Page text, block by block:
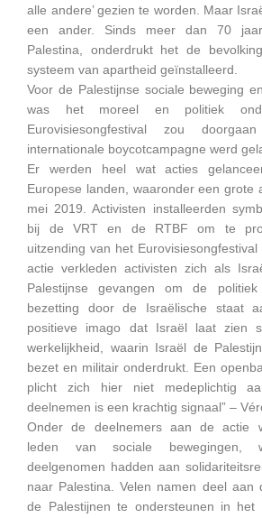
alle andere’ gezien te worden. Maar
een ander. Sinds meer dan 70 jaar
Palestina, onderdrukt het de
systeem van apartheid geïnstalleerd.
Voor de Palestijnse sociale beweging
was het moreel en politiek
Eurovisiesongfestival zou
internationale boycotcampagne werd
Er werden heel wat acties
Europese landen, waaronder een grote
mei 2019. Activisten installeerden
bij de VRT en de RTBF om te
uitzending van het
actie verkleden activisten zich als
Palestijnse gevangen om de
bezetting door de Israëlische staat
positieve imago dat Israël laat zien
werkelijkheid, waarin Israël de
bezet en militair onderdrukt. Een
plicht zich hier niet medeplichtig
deelnemen is een krachtig signaal” –
Onder de deelnemers aan de actie
leden van sociale bewegingen,
deelgenomen hadden aan
naar Palestina. Velen namen deel aan
de Palestijnen te ondersteunen in het